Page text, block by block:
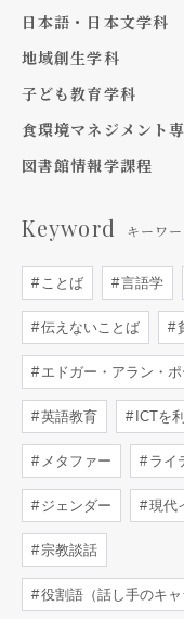
日本語・日本文学科
地域創生学科
子ども教育学科
食環境マネジメント
図書館情報学課程
Keyword キーワ
ことば 言語学
伝えないことば
エドガー・アラン・ポ
英語教育 ICTを
メタファー ライ
ジェンダー 現代
宗教談話
役割語（話し手のキャ